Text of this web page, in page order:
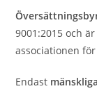
9001:2015 och
associationen
Endast